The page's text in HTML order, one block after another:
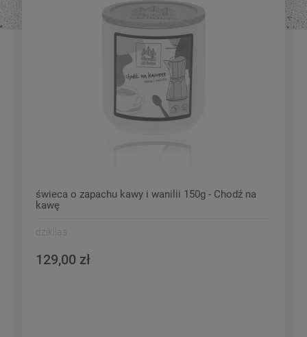
świeca o zapachu kawy i wanilii 150g - Chodź na
kawę
dzikilas
129,00 zł